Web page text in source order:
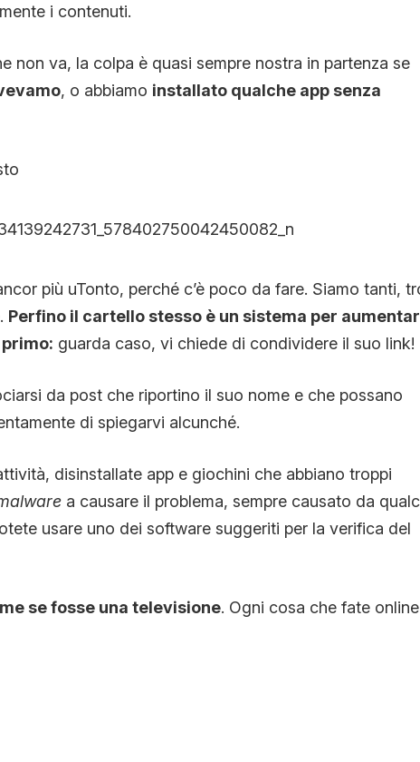
i contenuti.
non va, la colpa è quasi sempre nostra in partenza se
, o abbiamo installato qualche app senza
più uTonto, perché c’è poco da fare. Siamo tanti,
Perfino il cartello stesso è un sistema per
guarda caso, vi chiede di condividere il suo link!
da post che riportino il suo nome e che possano
di spiegarvi alcunché.
disinstallate app e giochini che abbiano troppi
a causare il problema, sempre causato da
usare uno dei software suggeriti per la verifica del
se fosse una televisione. Ogni cosa che fate online